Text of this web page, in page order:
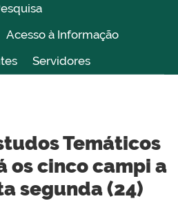
Acesso à Informação
Servidores
Temáticos
os cinco campi a
segunda (24)